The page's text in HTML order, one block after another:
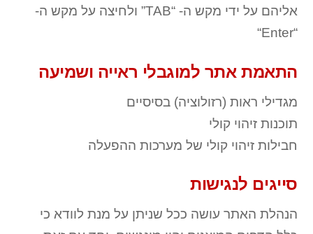
אליהם על ידי מקש ה- “TAB” ולחיצה על מקש ה-
“Enter“
התאמת אתר למוגבלי ראייה ושמיעה
מגדילי ראות (רזולוציה) בסיסיים
תוכנות זיהוי קולי
חבילות זיהוי קולי של מערכות ההפעלה
סייגים לנגישות
הנהלת האתר עושה ככל שניתן על מנת לוודא כי